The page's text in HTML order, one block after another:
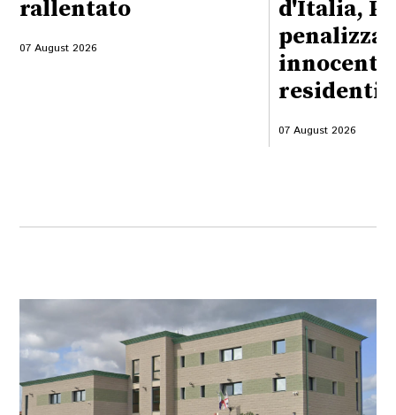
rallentato
07 August 2026
d'Italia,
residenti
07 August 2026